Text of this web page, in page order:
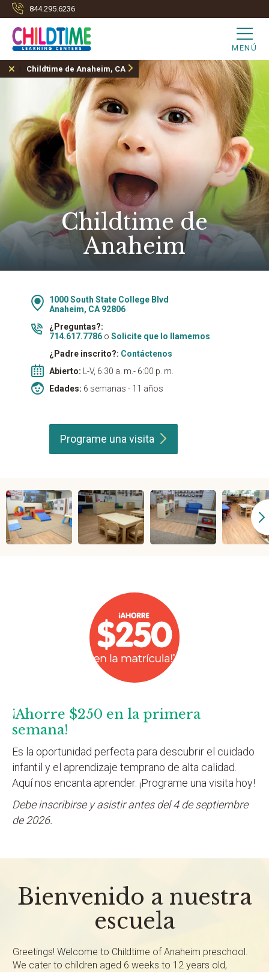
844.295.6236
MENÚ
Childtime de Anaheim, CA
Childtime de
Anaheim
1000 South State College Blvd
Anaheim, CA 92806
¿Preguntas?:
714.617.7786 o Solicite que lo llamemos
¿Padre inscrito?: Contáctenos
Abierto: L-V, 6:30 a. m.- 6:00 p. m.
Edades: 6 semanas - 11 años
Programe unavisita
¡Ahorre $250 en la primera
semana!
Es la oportunidad perfecta para descubrir el cuidado
infantil y el aprendizaje temprano de alta calidad.
Aquí nos encanta aprender. ¡Programe una visita hoy!
Debe inscribirse y asistir antes del 4 de septiembre
de 2026.
Bienvenido a nuestra
escuela
Greetings! Welcome to Childtime of Anaheim preschool.
We cater to children aged 6 weeks to 12 years old,